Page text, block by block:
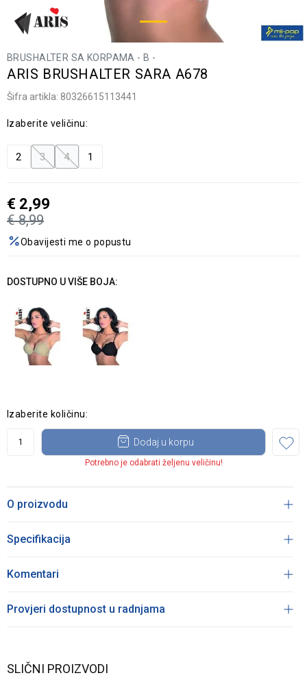
BRUSHALTER SA KORPAMA - B -
ARIS BRUSHALTER SARA A678
Šifra artikla: 80326615113441
Izaberite veličinu:
2 3 4 1
€ 8,99
€ 2,99
Obavijesti me o popustu
DOSTUPNO U VIŠE BOJA:
Izaberite količinu:
Dodaj u korpu
Potrebno je odabrati željenu veličinu!
O proizvodu
Specifikacija
Komentari
Provjeri dostupnost u radnjama
SLIČNI PROIZVODI